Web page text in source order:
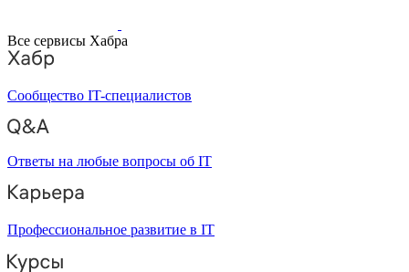
Все сервисы Хабра
Сообщество IT-специалистов
Ответы на любые вопросы об IT
Профессиональное развитие в IT